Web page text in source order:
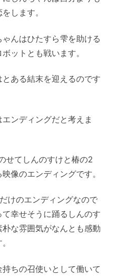
します。
んはひたすら雫を助ける
ットとも戦います。
ある結末を迎えるのです
ンディングだと考えま
せてしんのすけと椿の2
像のエンディングです。
けのエンディングなので
幸せそうに踊るしんのす
な雰囲気がなんとも感動
ちの召使いとして働いて